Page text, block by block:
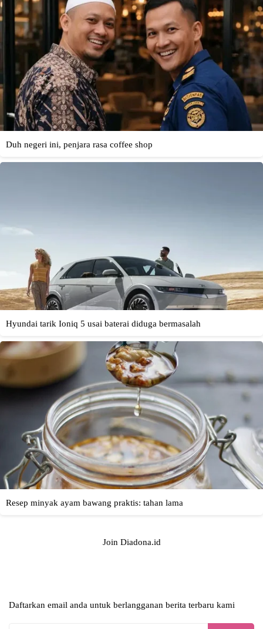
Join Diadona.id
Daftarkan email anda untuk berlangganan berita terbaru kami